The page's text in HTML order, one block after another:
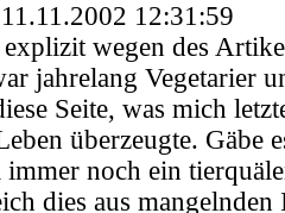
11.11.2002 12:31:59
wegen des
jahrelang Vegetarier
Seite, was mich
überzeugte. Gäbe
noch ein
dies aus